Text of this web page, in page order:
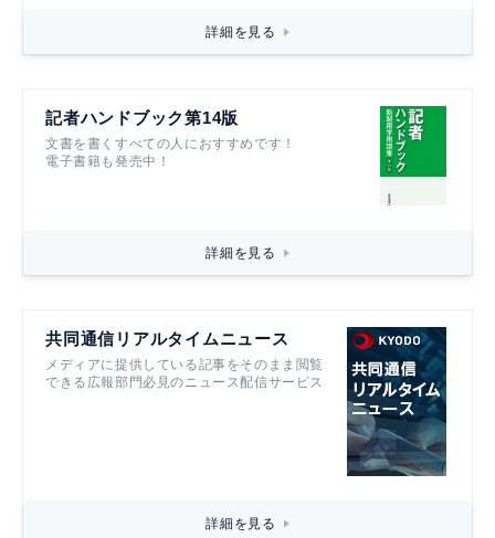
詳細を見る
記者ハンドブック第14版
文書を書くすべての人におすすめです！
電子書籍も発売中！
詳細を見る
共同通信リアルタイムニュース
メディアに提供している記事をそのまま閲覧
できる広報部門必見のニュース配信サービス
詳細を見る